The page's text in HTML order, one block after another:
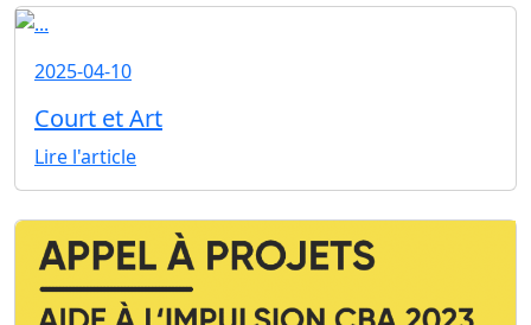
2025-04-10
Court et Art
Lire l'article